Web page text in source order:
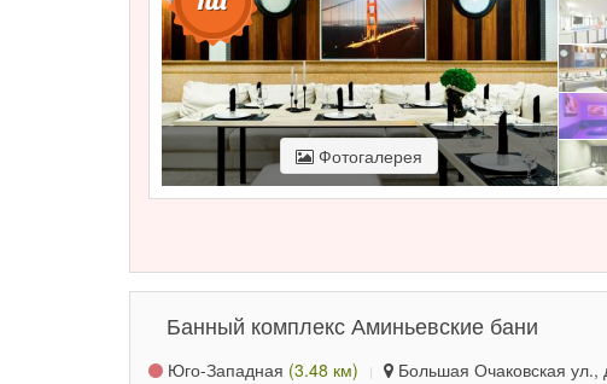
Фотогалерея
Банный комплекс Аминьевские бани
Юго-Западная (3.48 км) Большая Очаковская ул.,